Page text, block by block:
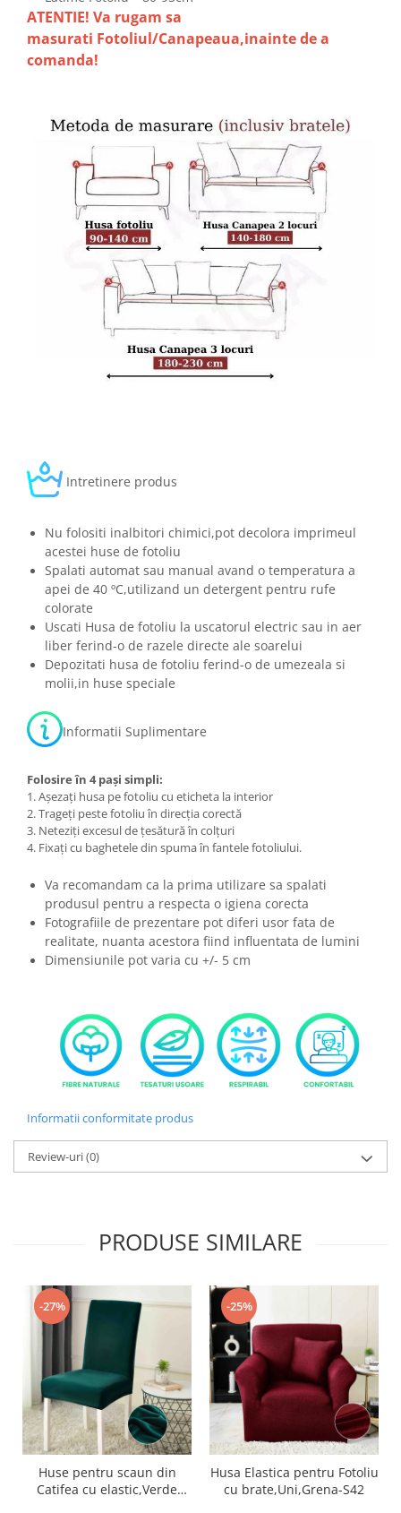
ATENTIE! Va rugam sa
masurati Fotoliul/Canapeaua,inainte de a
comanda!
Intretinere produs
Nu folositi inalbitori chimici,pot decolora imprimeul
acestei huse de fotoliu
Spalati automat sau manual avand o temperatura a
apei de 40 ºC,utilizand un detergent pentru rufe
colorate
Uscati Husa de fotoliu la uscatorul electric sau in aer
liber ferind-o de razele directe ale soarelui
Depozitati husa de fotoliu ferind-o de umezeala si
molii,in huse speciale
Informatii Suplimentare
Folosire în 4 pași simpli:
1. Așezați husa pe fotoliu cu eticheta la interior
2. Trageți peste fotoliu în direcția corectă
3. Neteziți excesul de țesătură în colțuri
4. Fixați cu baghetele din spuma în fantele fotoliului.
Va recomandam ca la prima utilizare sa spalati
produsul pentru a respecta o igiena corecta
Fotografiile de prezentare pot diferi usor fata de
realitate, nuanta acestora fiind influentata de lumini
Dimensiunile pot varia cu +/- 5 cm
Informatii conformitate produs
Review-uri(0)
PRODUSE SIMILARE
-27%
Huse pentru scaun din
Catifea cu elastic,Verde
-25%
Husa Elastica pentru Fotoliu
cu brate,Uni,Grena-S42